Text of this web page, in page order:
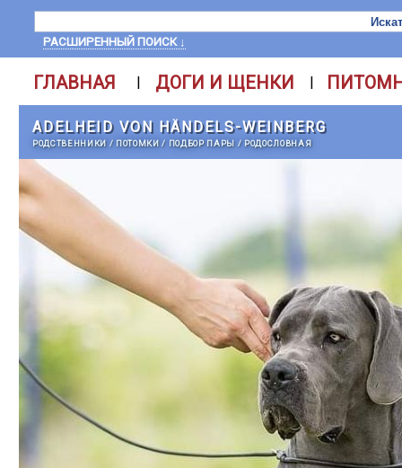
РАСШИРЕННЫЙ ПОИСК ↓
ГЛАВНАЯ | ДОГИ И ЩЕНКИ |
ADELHEID VON HÄNDELS-WEINBERG
РОДСТВЕННИКИ / ПОТОМКИ/ ПОДБОР ПАРЫ / РОДОСЛОВНАЯ